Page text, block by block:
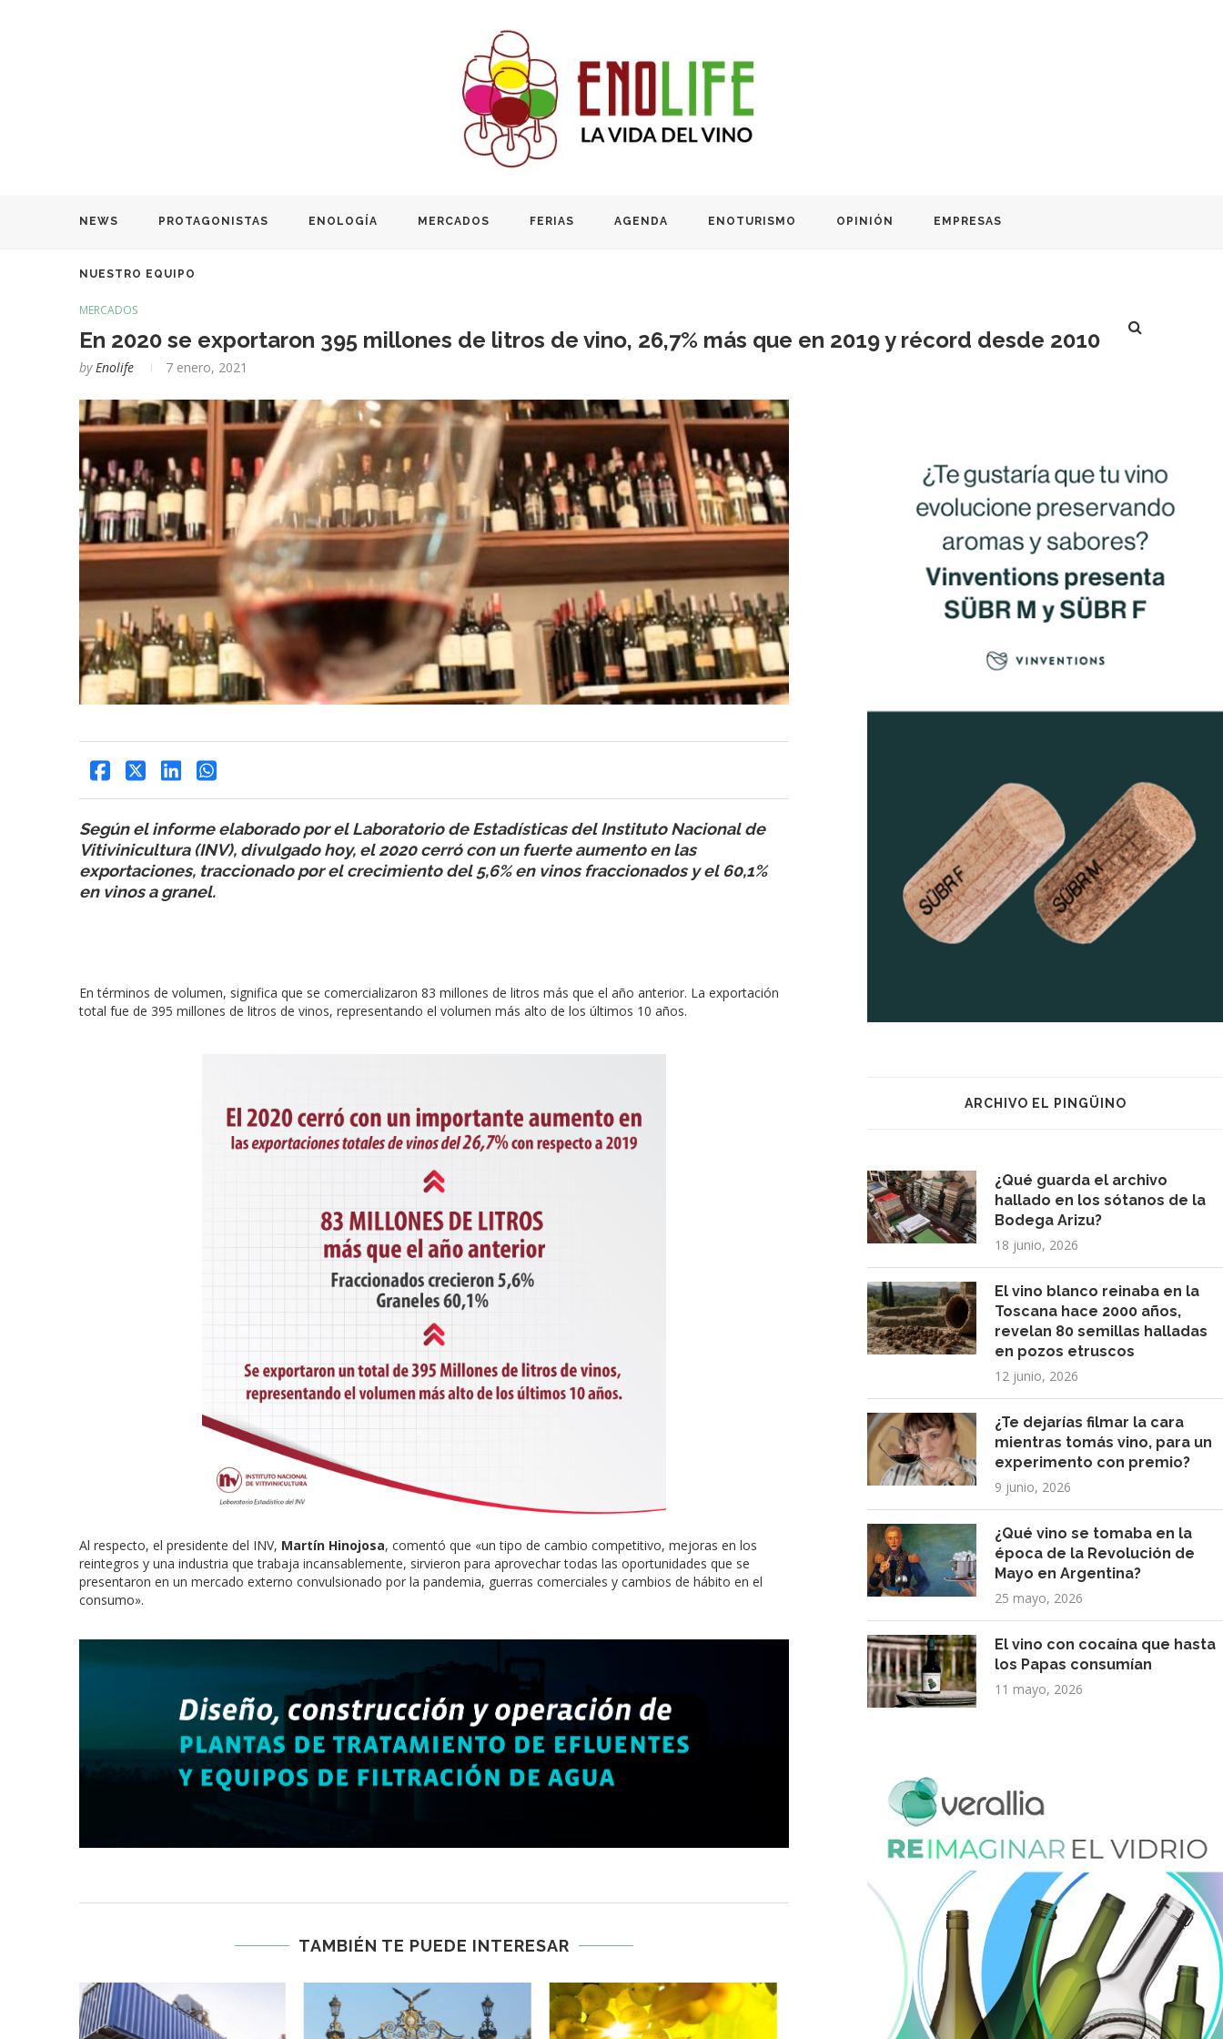
NEWS PROTAGONISTAS ENOLOGÍA MERCADOS FERIAS AGENDA ENOTURISMO OPINIÓN EMPRESAS
NUESTRO EQUIPO
MERCADOS
En 2020 se exportaron 395 millones de litros de vino, 26,7% más que en 2019 y récord desde 2010
by Enolife 7 enero, 2021
Según el informe elaborado por el Laboratorio de Estadísticas del Instituto Nacional de
Vitivinicultura (INV), divulgado hoy, el 2020 cerró con un fuerte aumento en las
exportaciones, traccionado por el crecimiento del 5,6% en vinos fraccionados y el 60,1%
en vinos a granel.
En términos de volumen, significa que se comercializaron 83 millones de litros más que el año anterior. La exportación
total fue de 395 millones de litros de vinos, representando el volumen más alto de los últimos 10 años.
Al respecto, el presidente del INV, Martín Hinojosa, comentó que «un tipo de cambio competitivo, mejoras en los
reintegros y una industria que trabaja incansablemente, sirvieron para aprovechar todas las oportunidades que se
presentaron en un mercado externo convulsionado por la pandemia, guerras comerciales y cambios de hábito en el
consumo».
TAMBIÉN TE PUEDE INTERESAR
ARCHIVO EL PINGÜINO
¿Qué guarda el archivo
hallado en los sótanos de la
Bodega Arizu?
18 junio, 2026
El vino blanco reinaba en la
Toscana hace 2000 años,
revelan 80 semillas halladas
en pozos etruscos
12 junio, 2026
¿Te dejarías filmar la cara
mientras tomás vino, para un
experimento con premio?
9 junio, 2026
¿Qué vino se tomaba en la
época de la Revolución de
Mayo en Argentina?
25 mayo, 2026
El vino con cocaína que hasta
los Papas consumían
11 mayo, 2026